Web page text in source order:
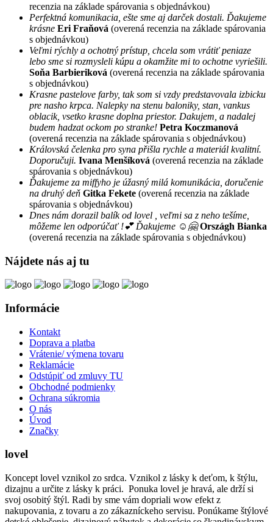
recenzia na základe spárovania s objednávkou)
Perfektná komunikacia, ešte sme aj darček dostali. Ďakujeme
krásne Eri Fraňová (overená recenzia na základe spárovania
s objednávkou)
Veľmi rýchly a ochotný prístup, chcela som vrátiť peniaze
lebo sme si rozmysleli kúpu a okamžite mi to ochotne vyriešili.
Soňa Barbieriková (overená recenzia na základe spárovania
s objednávkou)
Krasne pastelove farby, tak som si vzdy predstavovala izbicku
pre nasho krpca. Nalepky na stenu baloniky, stan, vankus
oblacik, vsetko krasne doplna priestor. Dakujem, a nadalej
budem hadzat ockom po stranke! Petra Koczmanová
(overená recenzia na základe spárovania s objednávkou)
Královská čelenka pro syna přišla rychle a materiál kvalitní.
Doporučuji. Ivana Menšíková (overená recenzia na základe
spárovania s objednávkou)
Ďakujeme za miffyho je úžasný milá komunikácia, doručenie
na druhý deň Gitka Fekete (overená recenzia na základe
spárovania s objednávkou)
Dnes nám dorazil balík od lovel , veľmi sa z neho tešíme,
môžeme len odporúčať !💕 Ďakujeme ☺️🤗 Országh Bianka
(overená recenzia na základe spárovania s objednávkou)
Nájdete nás aj tu
Informácie
Kontakt
Doprava a platba
Vrátenie/ výmena tovaru
Reklamácie
Odstúpiť od zmluvy TU
Obchodné podmienky
Ochrana súkromia
O nás
Úvod
Značky
lovel
Koncept lovel vznikol zo srdca. Vznikol z lásky k deťom, k štýlu,
dizajnu a určite z lásky k práci. Ponuka lovel je hravá, ale drží si
svoj osobitý štýl. Radi by sme vám dopriali wow efekt z
nakupovania, z tovaru a zo zákazníckeho servisu. Ponúkame štýlové